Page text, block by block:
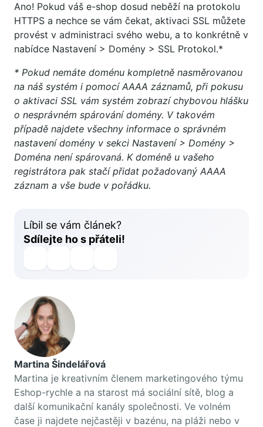
Ano! Pokud váš e-shop dosud neběží na protokolu
HTTPS a nechce se vám čekat, aktivaci SSL můžete
provést v administraci svého webu, a to konkrétně v
nabídce Nastavení > Domény > SSL Protokol.*
* Pokud nemáte doménu kompletně nasměrovanou
na náš systém i pomocí AAAA záznamů, při pokusu
o aktivaci SSL vám systém zobrazí chybovou hlášku
o nesprávném spárování domény. V takovém
případě najdete všechny informace o správném
nastavení domény v sekci Nastavení > Domény >
Doména není spárovaná. K doméně u vašeho
registrátora pak stačí přidat požadovaný AAAA
záznam a vše bude v pořádku.
Líbil se vám článek?
Sdílejte ho s přáteli!
Martina Šindelářová
Martina je kreativním členem marketingového týmu
Eshop-rychle a na starost má sociální sítě, blog a
další komunikační kanály společnosti. Ve volném
čase ji najdete nejčastěji v bazénu, na pláži nebo v